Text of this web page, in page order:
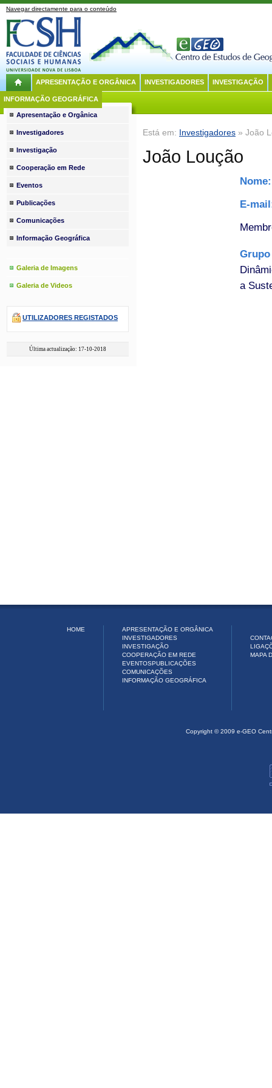
Navegar directamente para o conteúdo
APRESENTAÇÃO E ORGÂNICA INVESTIGADORES INVESTIGAÇÃO
INFORMAÇÃO GEOGRÁFICA
Está em: Investigadores » João
João Loução
E-
a
Apresentação e Orgânica
Investigadores
Investigação
Cooperação em Rede
Eventos
Publicações
Comunicações
Informação Geográfica
Galeria de Imagens
Galeria de Videos
UTILIZADORES REGISTADOS
Última actualização: 17-10-2018
HOME
APRESENTAÇÃO E ORGÂNICA
INVESTIGADORES
INVESTIGAÇÃO
COOPERAÇÃO EM REDE
EVENTOSPUBLICAÇÕES
COMUNICAÇÕES
INFORMAÇÃO GEOGRÁFICA
MAPA
Copyright © 2009 e-GEO